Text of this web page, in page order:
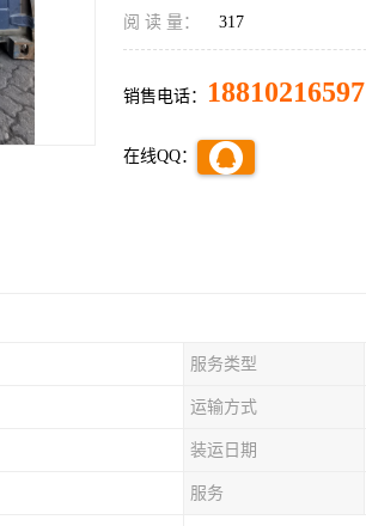
阅 读 量： 317
销售电话： 18810216597
在线QQ：
服务类型
运输方式
装运日期
服务